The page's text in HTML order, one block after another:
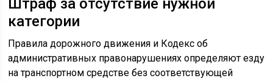
Штраф за отсутствие нужной
категории
Правила дорожного движения и Кодекс об
административных правонарушениях определяют езду
на транспортном средстве без соответствующей